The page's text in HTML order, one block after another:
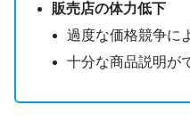
販売店の体力低下
過度な価格競争に
十分な商品説明が